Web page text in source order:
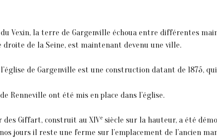
Vexin, la terre de Gargenville échoua entre différentes
de la Seine, est maintenant devenu une ville.
de Gargenville est une construction datant de 1875,
Renneville ont été mis en place dans l’église.
des Giffart, construit au XIVe siècle sur la hauteur, a été
jours il reste une ferme sur l’emplacement de l’ancien